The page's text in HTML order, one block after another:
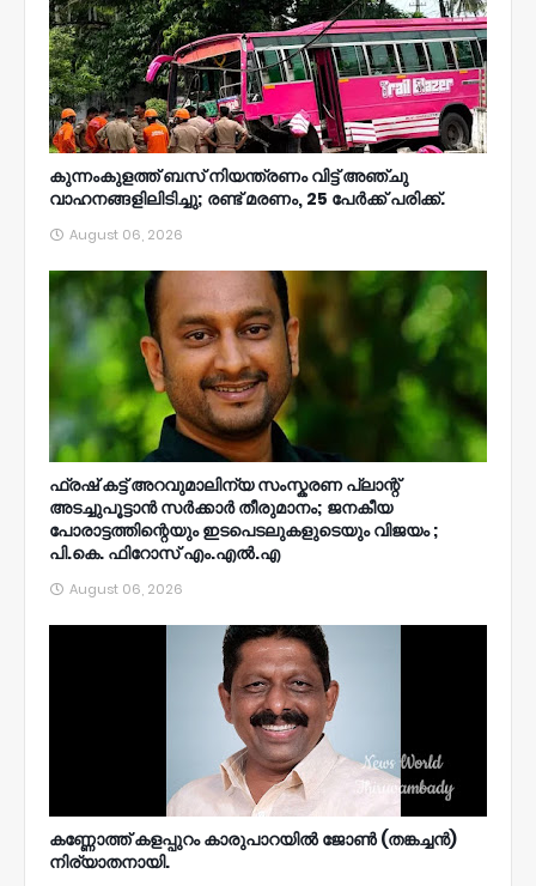
കുന്നംകുളത്ത് ബസ് നിയന്ത്രണം വിട്ട് അഞ്ചു
വാഹനങ്ങളിലിടിച്ചു; രണ്ട് മരണം, 25 പേർക്ക് പരിക്ക്.
August 06, 2026
ഫ്രഷ് കട്ട് അറവുമാലിന്യ സംസ്കരണ പ്ലാന്റ്
അടച്ചുപൂട്ടാൻ സർക്കാർ തീരുമാനം; ജനകീയ
പോരാട്ടത്തിന്റെയും ഇടപെടലുകളുടെയും വിജയം ;
പി.കെ. ഫിറോസ് എം.എൽ‍.എ
August 06, 2026
കണ്ണോത്ത് കളപ്പുറം കാരുപാറയിൽ ജോൺ (തങ്കച്ചൻ)
നിര്യാതനായി.